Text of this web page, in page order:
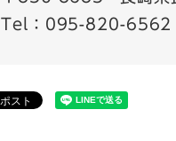
Tel：095-820-6562